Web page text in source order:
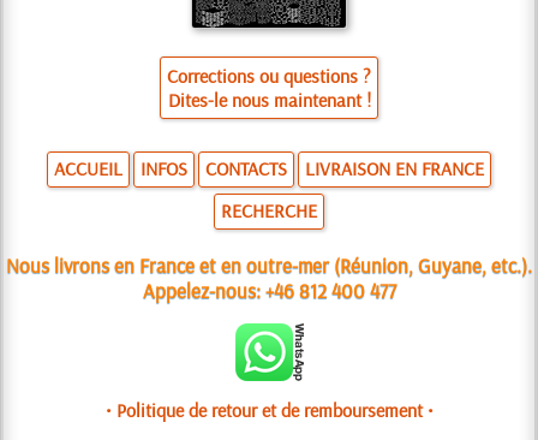
Corrections ou questions ?
Dites-le nous maintenant !
ACCUEIL INFOS CONTACTS
LIVRAISON EN FRANCE
RECHERCHE
Nous livrons en France et en outre-mer (Réunion, Guyane, etc.).
Appelez-nous:+46 812 400 477
• Politique de retour et de remboursement •